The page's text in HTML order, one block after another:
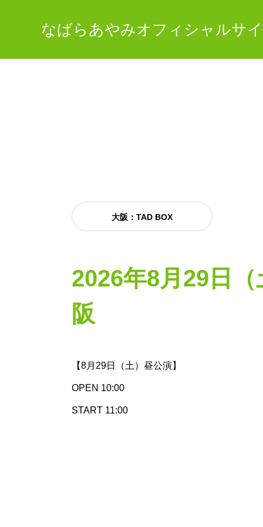
なばらあやみオフィシャルサ
大阪：TAD BOX
2026年8月29日（
阪
【8月29日（土）昼公演】
OPEN 10:00
START 11:00